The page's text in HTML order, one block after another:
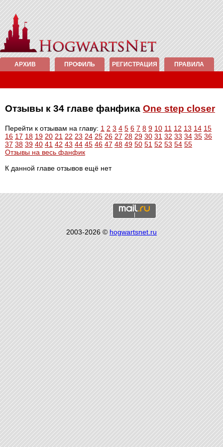
АРХИВ ПРОФИЛЬ РЕГИСТРАЦИЯ ПРАВИЛА
Отзывы к 34 главе фанфика One step closer
Перейти к отзывам на главу: 1 2 3 4 5 6 7 8 9 10 11 12 13 14 15
16 17 18 19 20 21 22 23 24 25 26 27 28 29 30 31 32 33 34 35 36
37 38 39 40 41 42 43 44 45 46 47 48 49 50 51 52 53 54 55
Отзывы на весь фанфик
К данной главе отзывов ещё нет
2003-2026 ©hogwartsnet.ru